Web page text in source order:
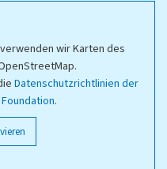
wir Karten des
Datenschutzrichtlinien der
.